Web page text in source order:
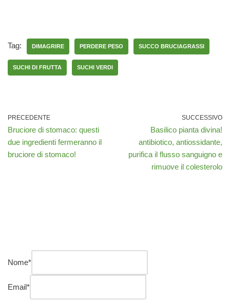
Tag: DIMAGRIRE PERDERE PESO SUCCO BRUCIAGRASSI
SUCHI DI FRUTTA SUCHI VERDI
PRECEDENTE
Bruciore di stomaco: questi
due ingredienti fermeranno il
bruciore di stomaco!
SUCCESSIVO
Basilico pianta divina!
antibiotico, antiossidante,
purifica il flusso sanguigno e
rimuove il colesterolo
Nome*
Email*